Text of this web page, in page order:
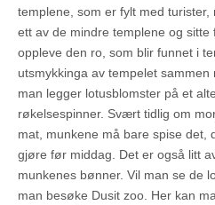
templene, som er fylt med
ett av de mindre templene og sitte
oppleve den ro, som blir funnet i
utsmykkinga av tempelet
man legger lotusblomster på et
røkelsespinner. Svært tidlig om
mat, munkene må bare spise det,
gjøre før middag. Det er også litt
munkenes bønner. Vil man se de
man besøke Dusit zoo. Her kan